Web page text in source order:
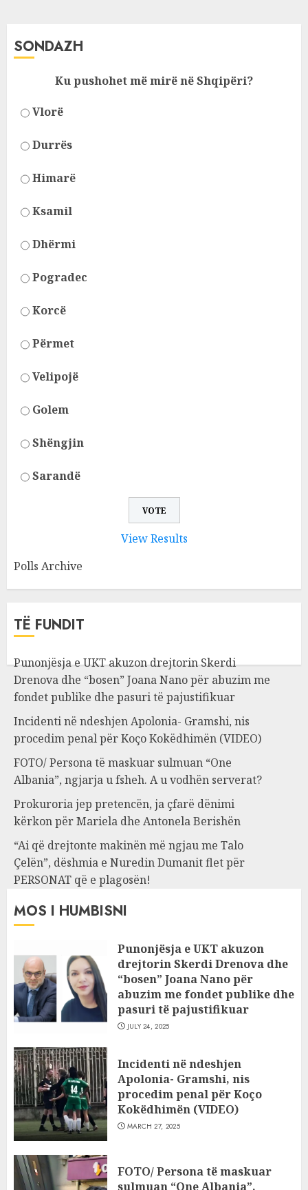
SONDAZH
Ku pushohet më mirë në Shqipëri?
Vlorë
Durrës
Himarë
Ksamil
Dhërmi
Pogradec
Korcë
Përmet
Velipojë
Golem
Shëngjin
Sarandë
View Results
Polls Archive
TË FUNDIT
Punonjësja e UKT akuzon drejtorin Skerdi
Drenova dhe “bosen” Joana Nano për abuzim me
fondet publike dhe pasuri të pajustifikuar
Incidenti në ndeshjen Apolonia- Gramshi, nis
procedim penal për Koço Kokëdhimën (VIDEO)
FOTO/ Persona të maskuar sulmuan “One
Albania”, ngjarja u fsheh. A u vodhën serverat?
Prokuroria jep pretencën, ja çfarë dënimi
kërkon për Mariela dhe Antonela Berishën
“Ai që drejtonte makinën më ngjau me Talo
Çelën”, dëshmia e Nuredin Dumanit flet për
PERSONAT që e plagosën!
MOS I HUMBISNI
Punonjësja e UKT akuzon
drejtorin Skerdi Drenova dhe
“bosen” Joana Nano për
abuzim me fondet publike dhe
pasuri të pajustifikuar
JULY 24, 2025
Incidenti në ndeshjen
Apolonia- Gramshi, nis
procedim penal për Koço
Kokëdhimën (VIDEO)
MARCH 27, 2025
FOTO/ Persona të maskuar
sulmuan “One Albania”,